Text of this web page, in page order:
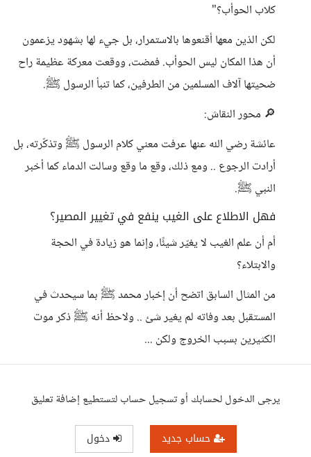
كلاب الحوأب؟"
لكن الذين معها أقنعوها بالاستمرار، بل جيء لها بشهود يزعمون
أن هذا المكان ليس الحوأب. فمضت، ووقعت معركة عظيمة راح
ضحيتها آلاف المسلمين من الطرفين، كما تنبأ الرسول ﷺ.
🔎 محور النقاش:
عائشة رضي الله عنها عرفت معني كلام الرسول ﷺ وتذكّرته، بل
أرادت الرجوع .. ومع ذلك، وقع ما وقع وسالت الدماء كما أخبر
النبي ﷺ.
فهل الاطلاع على الغيب ينفع في تغيير المصير؟
أم أن علم الغيب لا يغيّر شيئًا، وإنما هو زيادة في الحجة
والابتلاء؟
من المثال السابق اتضح أن إخبار محمد ﷺ بما سيحدث في
المستقبل بعد وفاته لم يغير شئ .. ولاحظ أنه ﷺ ذكر موت
الكثيرين بسبب الخروج ولكن ...
يرجى الدخول لحسابك أو تسجيل حساب لتستطيع إضافة تعليق
حساب جديد دخول